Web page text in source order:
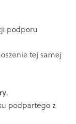
podporu
tej samej
,
podpartego z